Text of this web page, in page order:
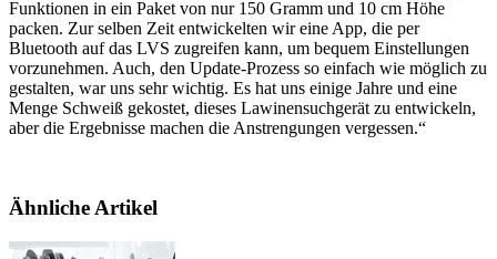
Funktionen in ein Paket von nur 150 Gramm und 10 cm Höhe
packen. Zur selben Zeit entwickelten wir eine App, die per
Bluetooth auf das LVS zugreifen kann, um bequem Einstellungen
vorzunehmen. Auch, den Update-Prozess so einfach wie möglich zu
gestalten, war uns sehr wichtig. Es hat uns einige Jahre und eine
Menge Schweiß gekostet, dieses Lawinensuchgerät zu entwickeln,
aber die Ergebnisse machen die Anstrengungen vergessen.“
Ähnliche Artikel